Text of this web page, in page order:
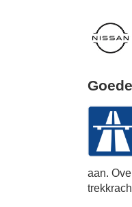
aan.